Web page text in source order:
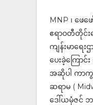
MNP ၊ ဖေဖ
ဧရာဝတီတိုင်
ကျန်းမာရေ
ပေးခဲ့ကြော
အဆိုပါ ကာကွ
ဆရာမ (
ဒေါ်ယမုံဇင် ဘ